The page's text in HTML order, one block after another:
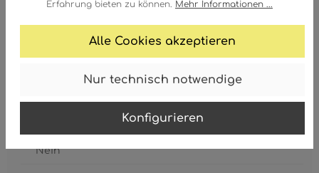
Erfahrung bieten zu können. Mehr Informationen ...
Alle Cookies akzeptieren
Nur technisch notwendige
Konfigurieren
Leuchtmittel inkl.
Nein